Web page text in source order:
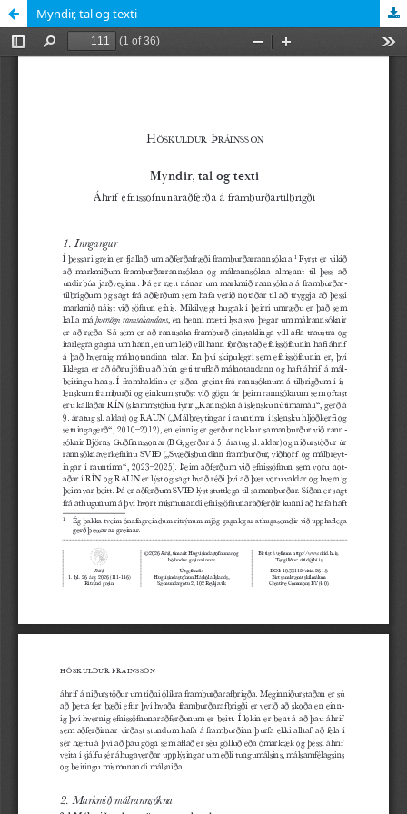
Myndir, tal og texti